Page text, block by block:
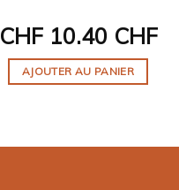
CHF10.40 CHF
AJOUTER AU PANIER